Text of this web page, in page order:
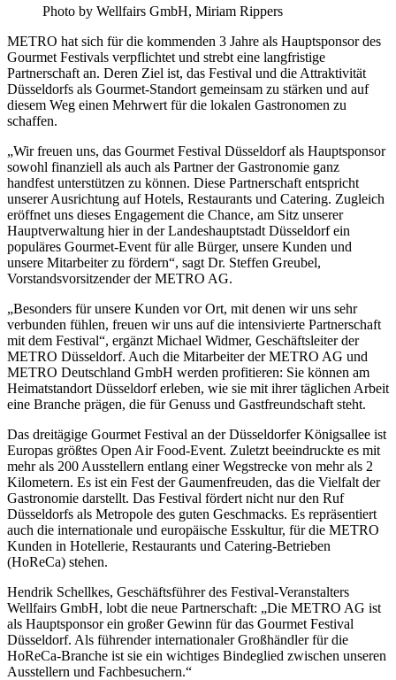
Photo by Wellfairs GmbH, Miriam Rippers
METRO hat sich für die kommenden 3 Jahre als Hauptsponsor des
Gourmet Festivals verpflichtet und strebt eine langfristige
Partnerschaft an. Deren Ziel ist, das Festival und die Attraktivität
Düsseldorfs als Gourmet-Standort gemeinsam zu stärken und auf
diesem Weg einen Mehrwert für die lokalen Gastronomen zu
schaffen.
„Wir freuen uns, das Gourmet Festival Düsseldorf als Hauptsponsor
sowohl finanziell als auch als Partner der Gastronomie ganz
handfest unterstützen zu können. Diese Partnerschaft entspricht
unserer Ausrichtung auf Hotels, Restaurants und Catering. Zugleich
eröffnet uns dieses Engagement die Chance, am Sitz unserer
Hauptverwaltung hier in der Landeshauptstadt Düsseldorf ein
populäres Gourmet-Event für alle Bürger, unsere Kunden und
unsere Mitarbeiter zu fördern“, sagt Dr. Steffen Greubel,
Vorstandsvorsitzender derMETRO AG.
„Besonders für unsere Kunden vor Ort, mit denen wir uns sehr
verbunden fühlen, freuen wir uns auf die intensivierte Partnerschaft
mit dem Festival“, ergänzt Michael Widmer, Geschäftsleiter der
METRO Düsseldorf. Auch die Mitarbeiter derMETRO AG und
METRO Deutschland GmbH werden profitieren: Sie können am
Heimatstandort Düsseldorf erleben, wie sie mit ihrer täglichen Arbeit
eine Branche prägen, die für Genuss und Gastfreundschaft steht.
Das dreitägige Gourmet Festival an der Düsseldorfer Königsallee ist
Europas größtes Open Air Food-Event. Zuletzt beeindruckte es mit
mehr als 200 Ausstellern entlang einer Wegstrecke von mehr als 2
Kilometern. Es ist ein Fest der Gaumenfreuden, das die Vielfalt der
Gastronomie darstellt. Das Festival fördert nicht nur den Ruf
Düsseldorfs als Metropole des guten Geschmacks. Es repräsentiert
auch die internationale und europäische Esskultur, für die METRO
Kunden in Hotellerie, Restaurants und Catering-Betrieben
(HoReCa) stehen.
Hendrik Schellkes, Geschäftsführer des Festival-Veranstalters
Wellfairs GmbH, lobt die neue Partnerschaft: „Die METRO AG ist
als Hauptsponsor ein großer Gewinn für das Gourmet Festival
Düsseldorf. Als führender internationaler Großhändler für die
HoReCa-Branche ist sie ein wichtiges Bindeglied zwischen unseren
Ausstellern und Fachbesuchern.“